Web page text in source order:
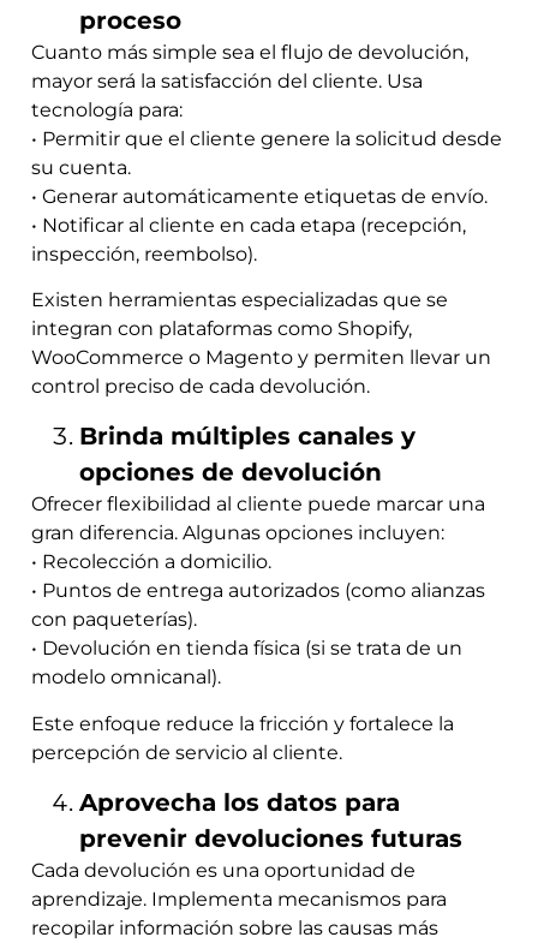
proceso
Cuanto más simple sea el flujo de devolución,
mayor será la satisfacción del cliente. Usa
tecnología para:
• Permitir que el cliente genere la solicitud desde
su cuenta.
• Generar automáticamente etiquetas de envío.
• Notificar al cliente en cada etapa (recepción,
inspección, reembolso).
Existen herramientas especializadas que se
integran con plataformas como Shopify,
WooCommerce o Magento y permiten llevar un
control preciso de cada devolución.
Brinda múltiples canales y
opciones de devolución
Ofrecer flexibilidad al cliente puede marcar una
gran diferencia. Algunas opciones incluyen:
• Recolección a domicilio.
• Puntos de entrega autorizados (como alianzas
con paqueterías).
• Devolución en tienda física (si se trata de un
modelo omnicanal).
Este enfoque reduce la fricción y fortalece la
percepción de servicio al cliente.
Aprovecha los datos para
prevenir devoluciones futuras
Cada devolución es una oportunidad de
aprendizaje. Implementa mecanismos para
recopilar información sobre las causas más